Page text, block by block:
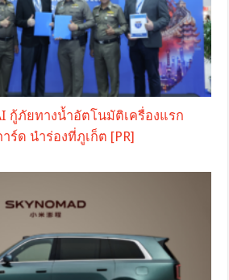
กู้ภัยทางน้ำอัตโนมัติเครื่องแรก
ร์ด นำร่องที่ภูเก็ต [PR]